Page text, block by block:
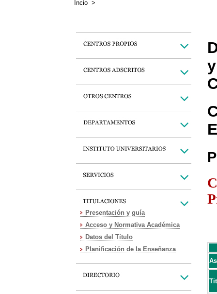
Incio >
Presentación y guía
Acceso y Normativa Académica
Datos del Título
Planificación de la Enseñanza